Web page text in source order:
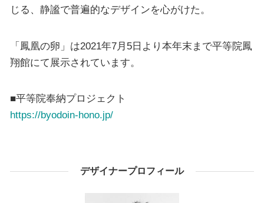
じる、静謐で普遍的なデザインを心がけた。
「鳳凰の卵」は2021年7月5日より本年末まで平等院鳳
翔館にて展示されています。
■平等院奉納プロジェクト
https://byodoin-hono.jp/
デザイナープロフィール